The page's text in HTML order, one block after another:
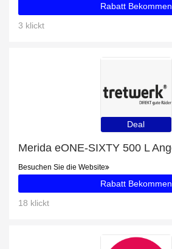
Rabatt Bekommen
3 klickt
Deal
Besuchen Sie die Website
Rabatt Bekommen
18 klickt